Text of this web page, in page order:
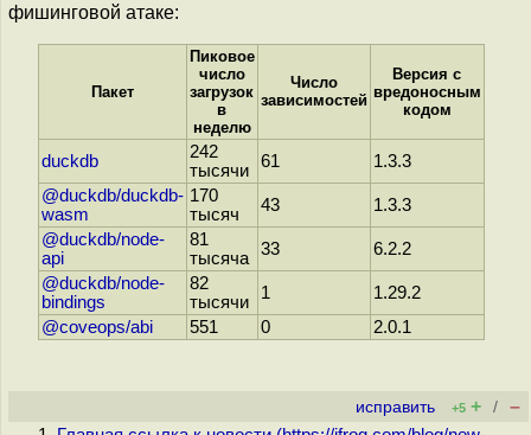
фишинговой атаке:
Пакет
Пиковое
число
загрузок
в
неделю
Число
зависимостей
Версия с
вредоносным
кодом
duckdb
242
тысячи
61
1.3.3
@duckdb/duckdb-
wasm
170
тысяч
43
1.3.3
@duckdb/node-
api
81
тысяча
33
6.2.2
@duckdb/node-
bindings
82
тысячи
1
1.29.2
@coveops/abi
551 0 2.0.1
исправить +5 + / –